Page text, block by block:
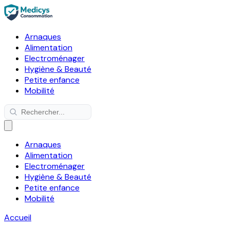
Arnaques
Alimentation
Electroménager
Hygiène & Beauté
Petite enfance
Mobilité
Arnaques
Alimentation
Electroménager
Hygiène & Beauté
Petite enfance
Mobilité
Accueil